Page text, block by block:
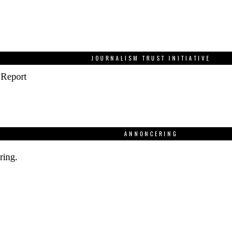
JOURNALISM TRUST INITIATIVE
ANNONCERING